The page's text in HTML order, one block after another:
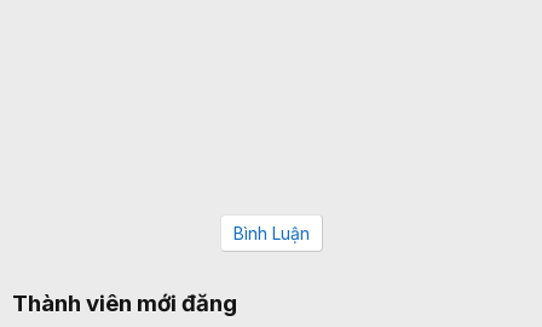
Bình Luận
Thành viên mới đăng